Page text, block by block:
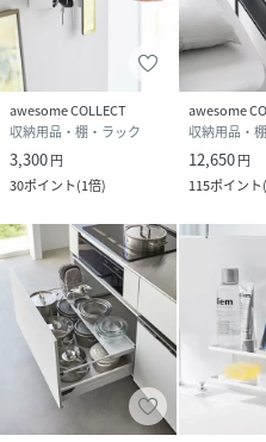
awesome COLLECT
収納用品・棚・ラック
3,300円
30ポイント(1倍)
awesome
収納用品・
12,650円
115ポイント(